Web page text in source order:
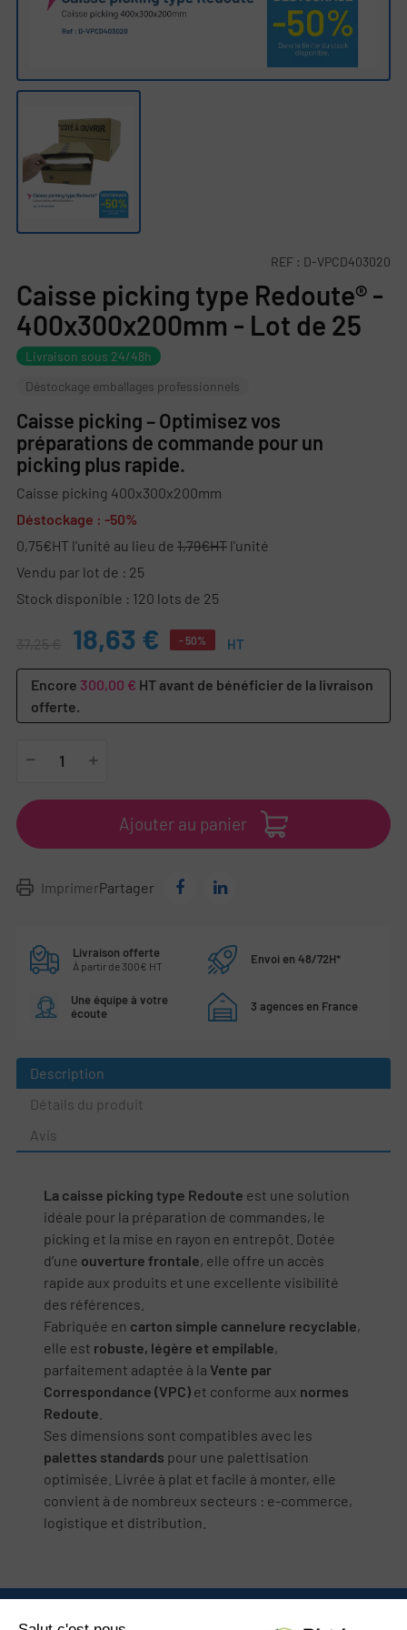
REF : D-VPCD403020
Caisse picking type Redoute® -
400x300x200mm - Lot de 25
Livraison sous 24/48h
Déstockage emballages professionnels
Caisse picking – Optimisez vos
préparations de commande pour un
picking plus rapide.
Caisse picking 400x300x200mm
Déstockage : -50%
0,75€HT l'unité au lieu de 1,79€HT l'unité
Vendu par lot de : 25
Stock disponible : 120 lots de 25
37,25 € 18,63 € - 50% HT
Encore 300,00 € HT avant de bénéficier de la livraison
offerte.
Ajouter au panier
ImprimerPartager
Livraison offerte
À partir de 300€ HT Envoi en 48/72H*
Une équipe à votre
écoute
3 agences en France
Description
Détails du produit
Avis
La caisse picking type Redoute est une solution
idéale pour la préparation de commandes, le
picking et la mise en rayon en entrepôt. Dotée
d’une ouverture frontale, elle offre un accès
rapide aux produits et une excellente visibilité
des références.
Fabriquée en carton simple cannelure recyclable,
elle est robuste, légère et empilable,
parfaitement adaptée à la Vente par
Correspondance (VPC) et conforme aux normes
Redoute
Ses dimensions sont compatibles avec les
palettes standards pour une palettisation
optimisée. Livrée à plat et facile à monter, elle
convient à de nombreux secteurs : e-commerce,
logistique et distribution.